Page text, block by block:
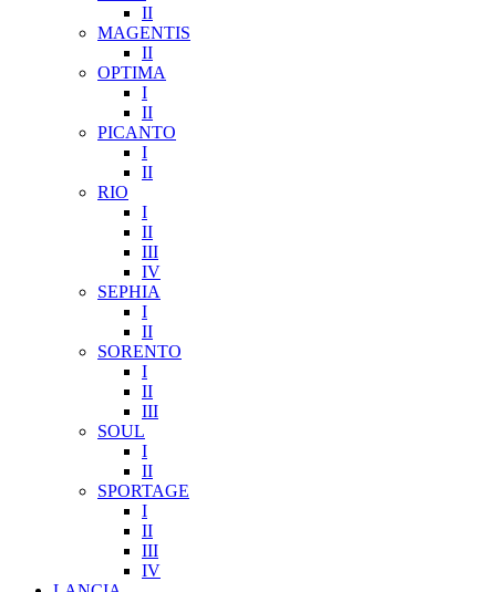
II
MAGENTIS
II
OPTIMA
I
II
PICANTO
I
II
RIO
I
II
III
IV
SEPHIA
I
II
SORENTO
I
II
III
SOUL
I
II
SPORTAGE
I
II
III
IV